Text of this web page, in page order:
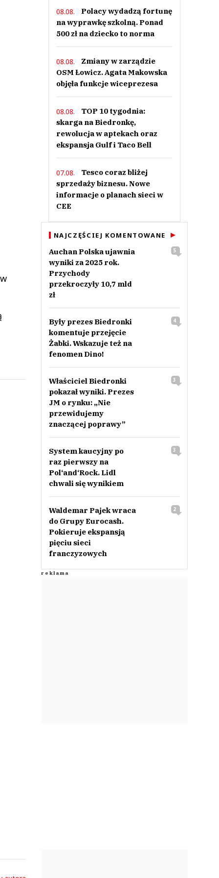
08.08.
Polacy wydadzą fortunę
na wyprawkę szkolną. Ponad
500 zł na dziecko to norma
08.08.
Zmiany w zarządzie
OSM Łowicz. Agata Makowska
objęła funkcje wiceprezesa
08.08.
TOP 10 tygodnia:
skarga na Biedronkę,
rewolucja w aptekach oraz
ekspansja Gulf i Taco Bell
07.08.
Tesco coraz bliżej
sprzedaży biznesu. Nowe
informacje o planach sieci w
CEE
NAJCZĘŚCIEJ KOMENTOWANE
Auchan Polska ujawnia
wyniki za 2025 rok.
Przychody
przekroczyły 10,7 mld
zł
5
Były prezes Biedronki
komentuje przejęcie
Żabki. Wskazuje też na
fenomen Dino!
4
Właściciel Biedronki
pokazał wyniki. Prezes
JM o rynku: „Nie
przewidujemy
znaczącej poprawy”
3
System kaucyjny po
raz pierwszy na
Pol‘and‘Rock. Lidl
chwali się wynikiem
3
Waldemar Pajek wraca
do Grupy Eurocash.
Pokieruje ekspansją
pięciu sieci
franczyzowych
2